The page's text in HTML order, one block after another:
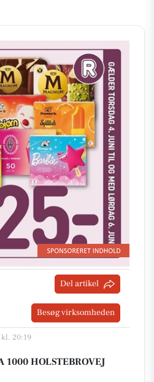
Del artikel
Besøg virksomheden
kl. 20:19
1000 HOLSTEBROVEJ